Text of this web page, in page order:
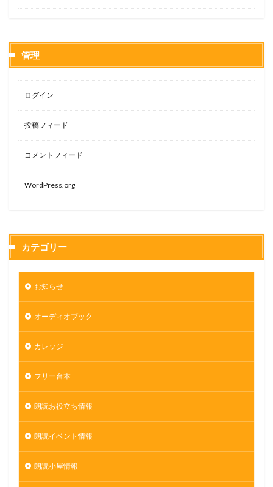
管理
ログイン
投稿フィード
コメントフィード
WordPress.org
カテゴリー
お知らせ
オーディオブック
カレッジ
フリー台本
朗読お役立ち情報
朗読イベント情報
朗読小屋情報